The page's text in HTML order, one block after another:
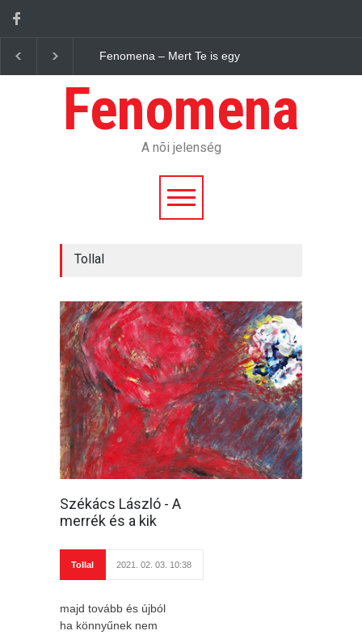
Fenomena – Mert Te is egy jelenség vagy.
Fenomena
A nõi jelenség
Tollal
Székács László - A
merrék és a kik
Tollal 2021. 02. 03. 10:38
majd tovább és újból
ha könnyűnek nem